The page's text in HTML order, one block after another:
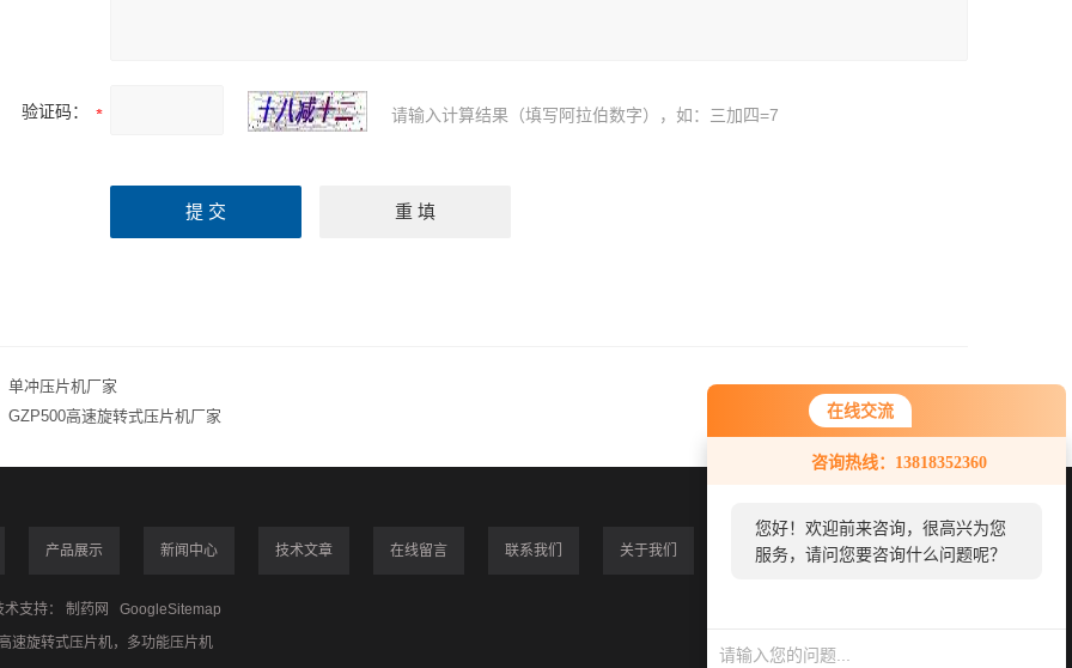
在线交流
咨询热线：13818352360
您好！欢迎前来咨询，很高兴为您
服务，请问您要咨询什么问题呢？
验证码： 请输入计算结果（填写阿拉伯数字），如：三加四=7
单冲压片机厂家
GZP500高速旋转式压片机厂家
产品展示 新闻中心 技术文章 在线留言 联系我们 关于我们
术支持： 制药网
GoogleSitemap
高速旋转式压片机， 多功能压片机